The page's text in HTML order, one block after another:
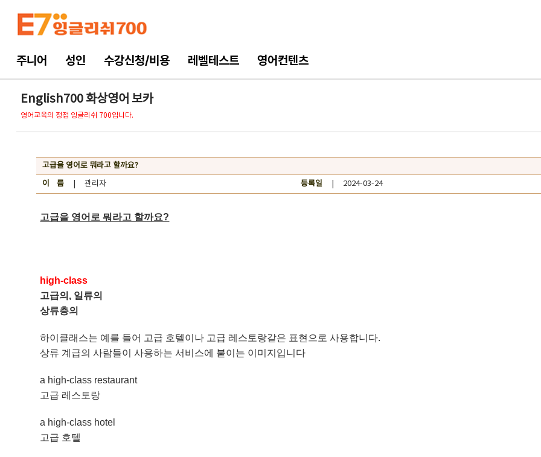
주니어 성인 수강신청/비용 레벨테스트 영어컨텐츠
English700 화상영어 보카
영어교육의 정점 잉글리쉬 700입니다.
고급을 영어로 뭐라고 할까요?
이 름 | 관리자 등록일 | 2024-03-24
고급을 영어로 뭐라고 할까요?
high-class
고급의, 일류의
상류층의
하이클래스는 예를 들어 고급 호텔이나 고급 레스토랑같은 표현으로 사용합니다.
상류 계급의 사람들이 사용하는 서비스에 붙이는 이미지입니다
a high-class restaurant
고급 레스토랑
a high-class hotel
고급 호텔